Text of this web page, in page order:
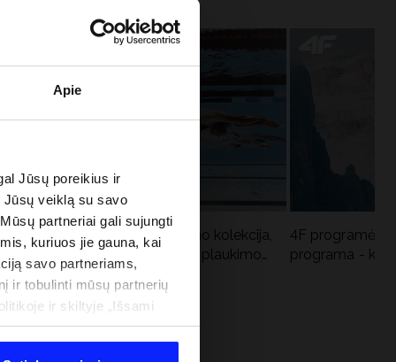
Apie
Jūsų poreikius ir
Jūsų veiklą su savo
partneriai gali sujungti
kuriuos jie gauna, kai
savo partneriams,
ir tobulinti mūsų partnerių
ir skiltyje „Išsami
Aqua Force - naujoji baseino kolekcija,
rekomenduojama Lenkijos plaukimo
federacijos
4F programėlė
programa -